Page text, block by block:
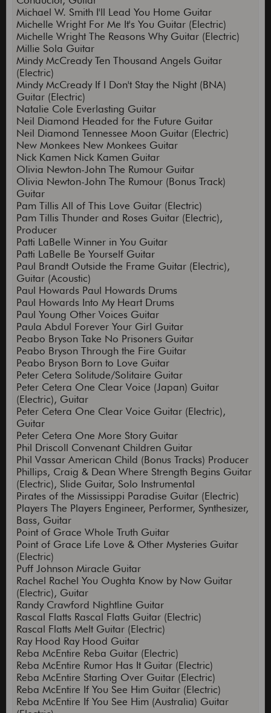
Michael W. Smith I'll Lead You Home Guitar
Michelle Wright For Me It's You Guitar (Electric)
Michelle Wright The Reasons Why Guitar (Electric)
Millie Sola Guitar
Mindy McCready Ten Thousand Angels Guitar
(Electric)
Mindy McCready If I Don't Stay the Night (BNA)
Guitar (Electric)
Natalie Cole Everlasting Guitar
Neil Diamond Headed for the Future Guitar
Neil Diamond Tennessee Moon Guitar (Electric)
New Monkees New Monkees Guitar
Nick Kamen Nick Kamen Guitar
Olivia Newton-John The Rumour Guitar
Olivia Newton-John The Rumour (Bonus Track)
Guitar
Pam Tillis All of This Love Guitar (Electric)
Pam Tillis Thunder and Roses Guitar (Electric),
Producer
Patti LaBelle Winner in You Guitar
Patti LaBelle Be Yourself Guitar
Paul Brandt Outside the Frame Guitar (Electric),
Guitar (Acoustic)
Paul Howards Paul Howards Drums
Paul Howards Into My Heart Drums
Paul Young Other Voices Guitar
Paula Abdul Forever Your Girl Guitar
Peabo Bryson Take No Prisoners Guitar
Peabo Bryson Through the Fire Guitar
Peabo Bryson Born to Love Guitar
Peter Cetera Solitude/Solitaire Guitar
Peter Cetera One Clear Voice (Japan) Guitar
(Electric), Guitar
Peter Cetera One Clear Voice Guitar (Electric),
Guitar
Peter Cetera One More Story Guitar
Phil Driscoll Convenant Children Guitar
Phil Vassar American Child (Bonus Tracks) Producer
Phillips, Craig & Dean Where Strength Begins Guitar
(Electric), Slide Guitar, Solo Instrumental
Pirates of the Mississippi Paradise Guitar (Electric)
Players The Players Engineer, Performer, Synthesizer,
Bass, Guitar
Point of Grace Whole Truth Guitar
Point of Grace Life Love & Other Mysteries Guitar
(Electric)
Puff Johnson Miracle Guitar
Rachel Rachel You Oughta Know by Now Guitar
(Electric), Guitar
Randy Crawford Nightline Guitar
Rascal Flatts Rascal Flatts Guitar (Electric)
Rascal Flatts Melt Guitar (Electric)
Ray Hood Ray Hood Guitar
Reba McEntire Reba Guitar (Electric)
Reba McEntire Rumor Has It Guitar (Electric)
Reba McEntire Starting Over Guitar (Electric)
Reba McEntire If You See Him Guitar (Electric)
Reba McEntire If You See Him (Australia) Guitar